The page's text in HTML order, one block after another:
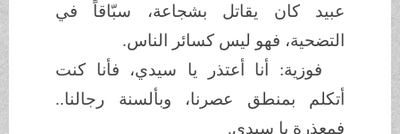
عبيد كان يقاتل بشجاعة، سبّاقاً في
التضحية، فهو ليس كسائر الناس.
فوزية: أنا أعتذر يا سيدي، فأنا كنت
أتكلم بمنطق عصرنا، وبألسنة رجالنا..
فمعذرة يا سيدي.